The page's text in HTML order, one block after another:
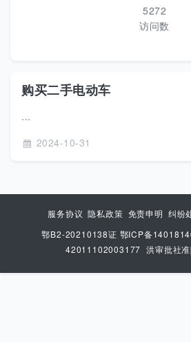
5272
访问数
购买二手电动车
...
2024-10-31
服务协议 隐私政策 免责申明 纠纷
鄂B2-20210138证 鄂ICP备
42011102003177 洪审批社